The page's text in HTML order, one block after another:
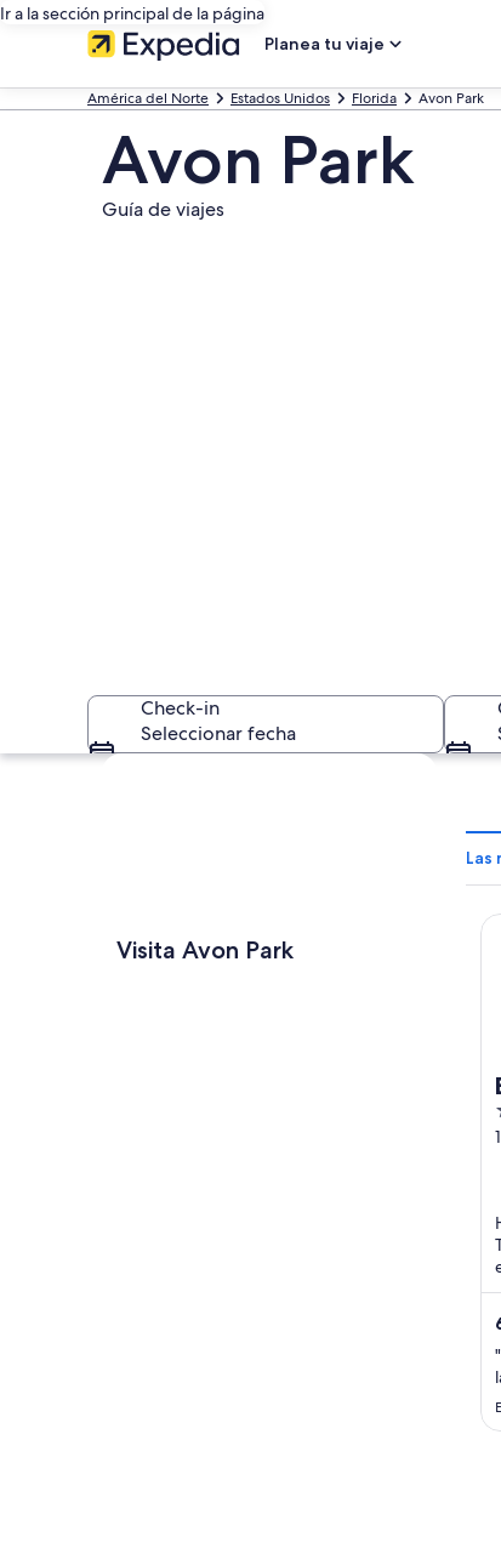
Ir a la sección principal de la página
Planea tu viaje
América del Norte Estados Unidos Florida Avon Park
Avon Park
Guía de viajes
Un lago
Check-in
Seleccionar fecha
Explorar mapa
Visita Avon Park
Las